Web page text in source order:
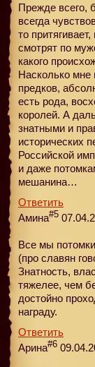
Прежде всего,
всегда
то
смотрят по
какого
Насколько мне
предков,
есть рода,
королей. А
знатными и
исторических
Российской
и даже
мешанина…
Ответить
Амина#5
Все мы
(про славян
Знатность,
тяжелее, чем
достойно
награду.
Ответить
Арина#6